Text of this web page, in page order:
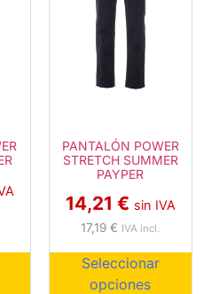
PANTALÓN POWER
STRETCH SUMMER
PAYPER
14,21 € sin IVA
17,19€ IVA incl.
Seleccionar
opciones